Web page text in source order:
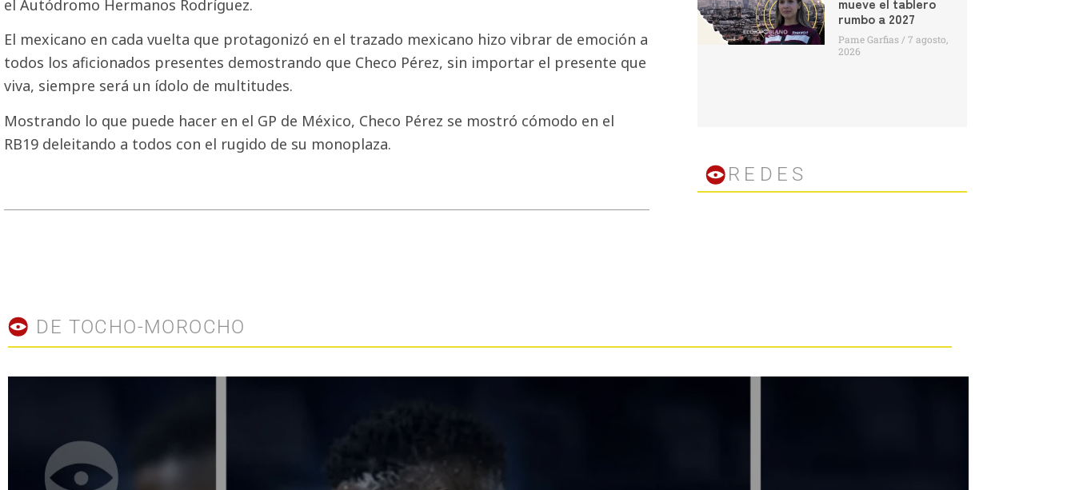
el Autódromo Hermanos Rodríguez.
El mexicano en cada vuelta que protagonizó en el trazado mexicano hizo vibrar de emoción a
todos los aficionados presentes demostrando que Checo Pérez, sin importar el presente que
viva, siempre será un ídolo de multitudes.
Mostrando lo que puede hacer en el GP de México, Checo Pérez se mostró cómodo en el
RB19 deleitando a todos con el rugido de su monoplaza.
rumbo a 2027
Pame Garfias
7 agosto,
2026
REDES
DE TOCHO-MOROCHO